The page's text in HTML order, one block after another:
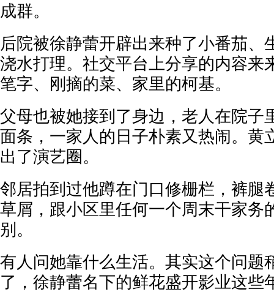
成群。
后院被徐静蕾开辟出来种了小番茄、
浇水打理。社交平台上分享的内容来
笔字、刚摘的菜、家里的柯基。
父母也被她接到了身边，老人在院子
面条，一家人的日子朴素又热闹。黄
出了演艺圈。
邻居拍到过他蹲在门口修栅栏，裤腿
草屑，跟小区里任何一个周末干家务
别。
有人问她靠什么生活。其实这个问题
了，徐静蕾名下的鲜花盛开影业这些